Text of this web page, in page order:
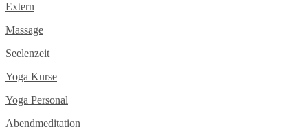
Extern
Massage
Seelenzeit
Yoga Kurse
Yoga Personal
Abendmeditation